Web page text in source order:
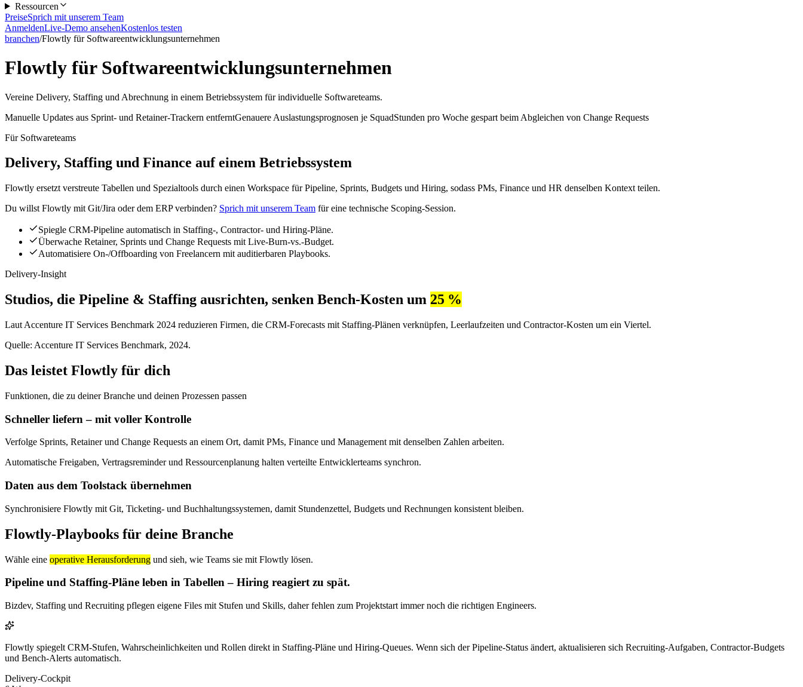
Ressourcen
PreiseSprich mit unserem Team
AnmeldenLive-Demo ansehenKostenlos testen
branchen/Flowtly für Softwareentwicklungsunternehmen
Flowtly für Softwareentwicklungsunternehmen
Vereine Delivery, Staffing und Abrechnung in einem Betriebssystem für individuelle Softwareteams.
Manuelle Updates aus Sprint- und Retainer-Trackern entferntGenauere Auslastungsprognosen je SquadStunden pro Woche gespart beim Abgleichen von Change Requests
Für Softwareteams
Delivery, Staffing und Finance auf einem Betriebssystem
Flowtly ersetzt verstreute Tabellen und Spezialtools durch einen Workspace für Pipeline, Sprints, Budgets und Hiring, sodass PMs, Finance und HR denselben Kontext teilen.
Du willst Flowtly mit Git/Jira oder dem ERP verbinden? Sprich mit unserem Team für eine technische Scoping-Session.
Spiegle CRM-Pipeline automatisch in Staffing-, Contractor- und Hiring-Pläne.
Überwache Retainer, Sprints und Change Requests mit Live-Burn-vs.-Budget.
Automatisiere On-/Offboarding von Freelancern mit auditierbaren Playbooks.
Delivery-Insight
Studios, die Pipeline & Staffing ausrichten, senken Bench-Kosten um 25 %
Laut Accenture IT Services Benchmark 2024 reduzieren Firmen, die CRM-Forecasts mit Staffing-Plänen verknüpfen, Leerlaufzeiten und Contractor-Kosten um ein Viertel.
Quelle: Accenture IT Services Benchmark, 2024.
Das leistet Flowtly für dich
Funktionen, die zu deiner Branche und deinen Prozessen passen
Schneller liefern – mit voller Kontrolle
Verfolge Sprints, Retainer und Change Requests an einem Ort, damit PMs, Finance und Management mit denselben Zahlen arbeiten.
Automatische Freigaben, Vertragsreminder und Ressourcenplanung halten verteilte Entwicklerteams synchron.
Daten aus dem Toolstack übernehmen
Synchronisiere Flowtly mit Git, Ticketing- und Buchhaltungssystemen, damit Stundenzettel, Budgets und Rechnungen konsistent bleiben.
Flowtly-Playbooks für deine Branche
Wähle eine operative Herausforderung und sieh, wie Teams sie mit Flowtly lösen.
Pipeline und Staffing-Pläne leben in Tabellen – Hiring reagiert zu spät.
Bizdev, Staffing und Recruiting pflegen eigene Files mit Stufen und Skills, daher fehlen zum Projektstart immer noch die richtigen Engineers.
Flowtly spiegelt CRM-Stufen, Wahrscheinlichkeiten und Rollen direkt in Staffing-Pläne und Hiring-Queues. Wenn sich der Pipeline-Status ändert, aktualisieren sich Recruiting-Aufgaben, Contractor-Budgets
und Bench-Alerts automatisch.
Delivery-Cockpit